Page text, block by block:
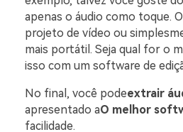
apenas o áudio como toque.
projeto de vídeo ou
mais portátil. Seja qual for o
isso com um software de
No final, você podeextrair
apresentado aO melhor
facilidade.